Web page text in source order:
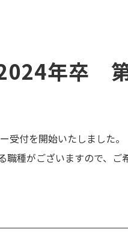
2024年卒
受付を開始いたしました。
種がございますので、